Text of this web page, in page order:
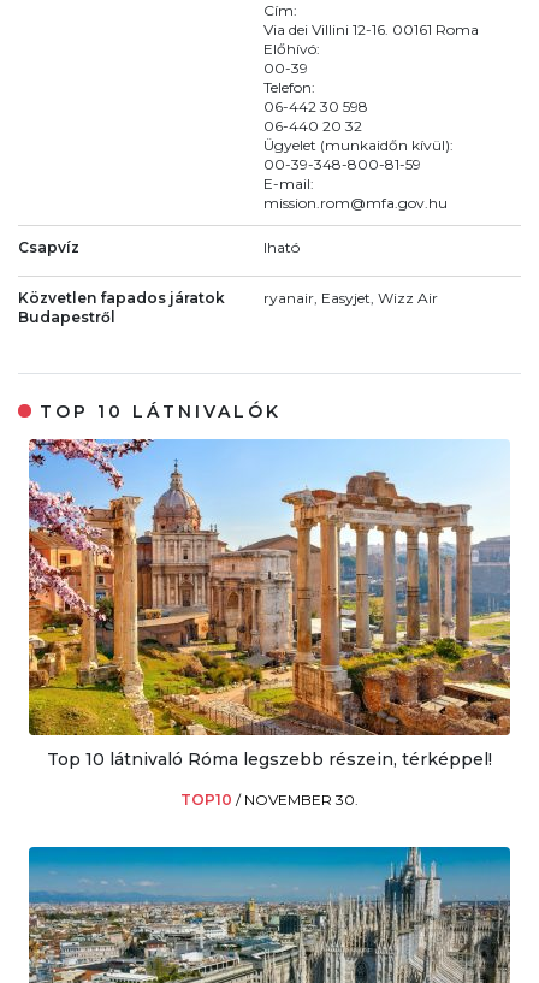
Cím:
Via dei Villini 12-16. 00161 Roma
Előhívó:
00-39
Telefon:
06-442 30 598
06-440 20 32
Ügyelet (munkaidőn kívül):
00-39-348-800-81-59
E-mail:
mission.rom@mfa.gov.hu
Csapvíz Iható
Közvetlen fapados járatok
Budapestről
ryanair, Easyjet, Wizz Air
TOP 10 LÁTNIVALÓK
Top 10 látnivaló Róma legszebb részein, térképpel!
TOP10 / NOVEMBER 30.